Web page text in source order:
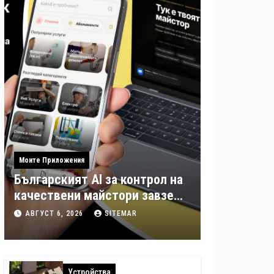
Моите Приложения
Българският AI за контрол на
качествени майстори завзе
още шест страни в Европа
АВГУСТ 6, 2026 SITEMAR